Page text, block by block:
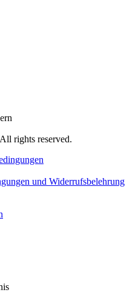
rights reserved.
und Widerrufsbelehrung